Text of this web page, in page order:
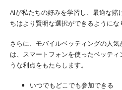
AIが私たちの好みを学習し、最適な
ちはより賢明な選択ができるようにな
さらに、モバイルベッティングの人
は、スマートフォンを使ったベッテ
うな利点をもたらします。
いつでもどこでも参加できる